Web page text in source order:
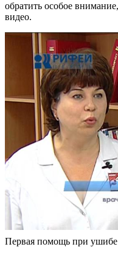
обратить особое
видео.
Первая помощь при ушибе